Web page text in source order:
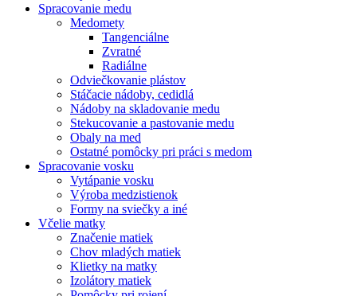
Spracovanie medu
Medomety
Tangenciálne
Zvratné
Radiálne
Odviečkovanie plástov
Stáčacie nádoby, cedidlá
Nádoby na skladovanie medu
Stekucovanie a pastovanie medu
Obaly na med
Ostatné pomôcky pri práci s medom
Spracovanie vosku
Vytápanie vosku
Výroba medzistienok
Formy na sviečky a iné
Včelie matky
Značenie matiek
Chov mladých matiek
Klietky na matky
Izolátory matiek